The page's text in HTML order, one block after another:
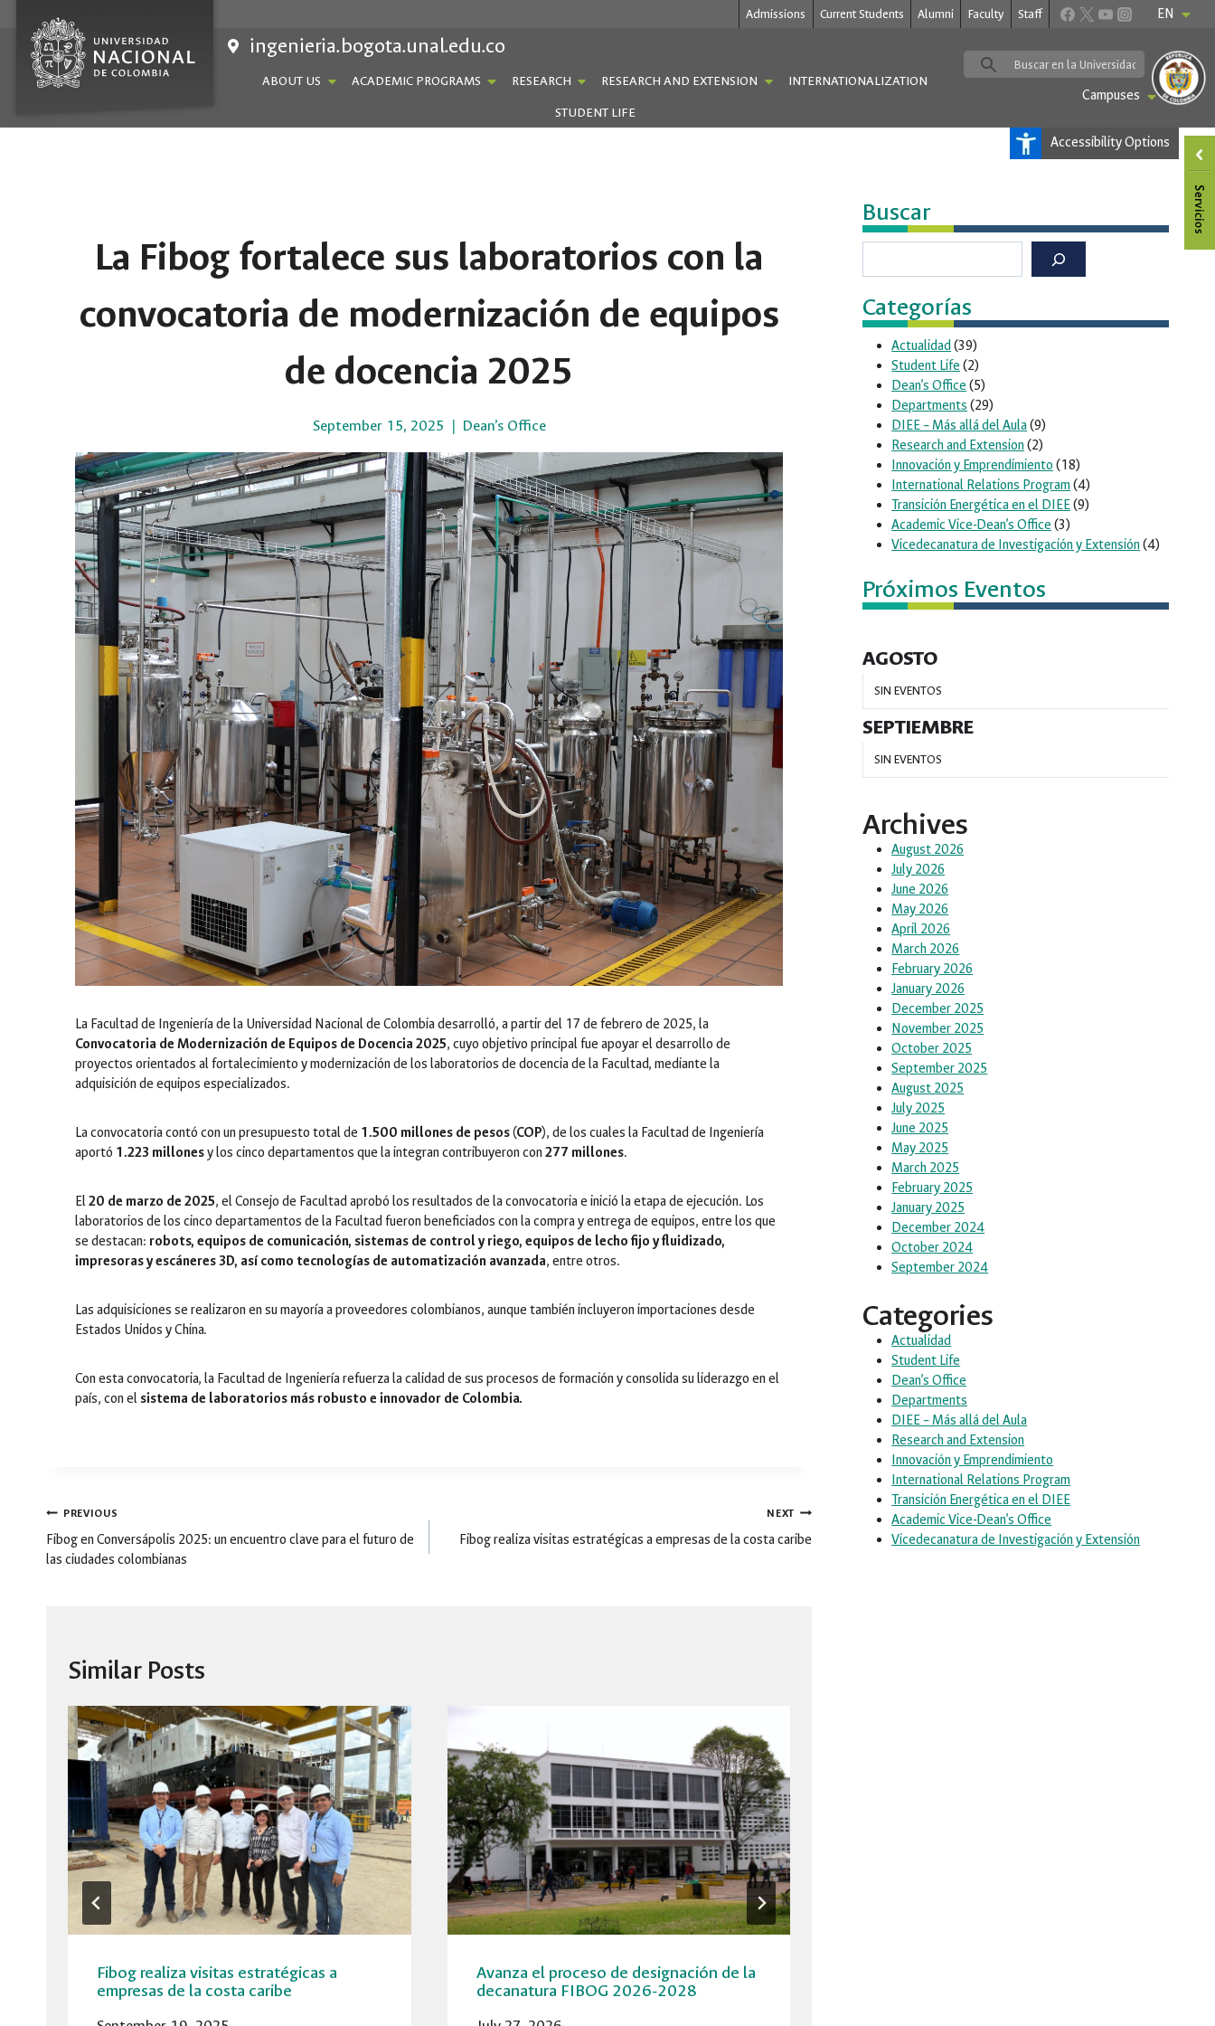
content
Admissions Current Students Alumni Faculty Staff EN
ingenieria.bogota.unal.edu.co
ABOUT US ACADEMIC PROGRAMS RESEARCH RESEARCH AND EXTENSION
INTERNATIONALIZATION
STUDENT LIFE
Campuses
Accessibility Options
La Fibog fortalece sus laboratorios con la
convocatoria de modernización de equipos
de docencia 2025
September 15, 2025 Dean’s Office
La Facultad de Ingeniería de la Universidad Nacional de Colombia desarrolló, a partir del 17 de febrero de 2025, la
Convocatoria de Modernización de Equipos de Docencia 2025, cuyo objetivo principal fue apoyar el desarrollo de
proyectos orientados al fortalecimiento y modernización de los laboratorios de docencia de la Facultad, mediante la
adquisición de equipos especializados.
La convocatoria contó con un presupuesto total de 1.500 millones de pesos (COP), de los cuales la Facultad de Ingeniería
aportó 1.223 millonesy los cinco departamentos que la integran contribuyeron con 277 millones.
El20 de marzo de 2025, el Consejo de Facultad aprobó los resultados de la convocatoria e inició la etapa de ejecución. Los
laboratorios de los cinco departamentos de la Facultad fueron beneficiados con la compra y entrega de equipos, entre los que
se destacan: robots, equipos de comunicación, sistemas de control y riego, equipos de lecho fijo y fluidizado,
impresoras y escáneres 3D, así como tecnologías de automatización avanzada, entre otros.
Las adquisiciones se realizaron en su mayoría a proveedores colombianos, aunque también incluyeron importaciones desde
Estados Unidos y China.
Con esta convocatoria, la Facultad de Ingeniería refuerza la calidad de sus procesos de formación y consolida su liderazgo en el
país, con el sistema de laboratorios más robusto e innovador de Colombia.
Post
navigation
PREVIOUS
Fibog en Conversápolis 2025: un encuentro clave para el futuro de
las ciudades colombianas
NEXT
Fibog realiza visitas estratégicas a empresas de la costa caribe
Similar Posts
Fibog realiza visitas estratégicas a
empresas de la costa caribe
Avanza el proceso de designación de la
decanatura FIBOG 2026-2028
Buscar
Categorías
Actualidad (39)
Student Life (2)
Dean’s Office (5)
Departments (29)
DIEE – Más allá del Aula(9)
Research and Extension(2)
Innovación y Emprendimiento (18)
International Relations Program(4)
Transición Energética en el DIEE(9)
Academic Vice-Dean’s Office (3)
Vicedecanatura de Investigación y Extensión(4)
Próximos Eventos
AGOSTO
SIN EVENTOS
SEPTIEMBRE
SIN EVENTOS
Archives
August 2026
July 2026
June 2026
May 2026
April 2026
March 2026
February 2026
January 2026
December 2025
November 2025
October 2025
September 2025
August 2025
July 2025
June 2025
May 2025
March 2025
February 2025
January 2025
December 2024
October 2024
September 2024
Categories
Actualidad
Student Life
Dean’s Office
Departments
DIEE – Más allá del Aula
Research and Extension
Innovación y Emprendimiento
International Relations Program
Transición Energética en el DIEE
Academic Vice-Dean’s Office
Vicedecanatura de Investigación y Extensión